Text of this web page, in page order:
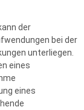
der
bei der
unterliegen.
eines
eines